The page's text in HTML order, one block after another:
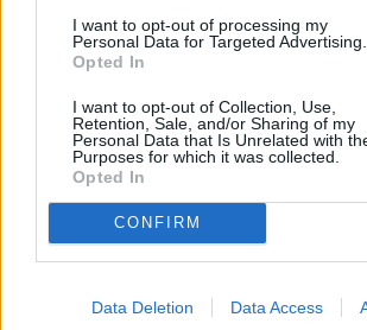
I want to opt-out of processing my
Personal Data for Targeted Advertising.
Opted In
I want to opt-out of Collection, Use,
Retention, Sale, and/or Sharing of my
Personal Data that Is Unrelated with
Purposes for which it was collected.
Opted In
CONFIRM
Data Deletion Data Access